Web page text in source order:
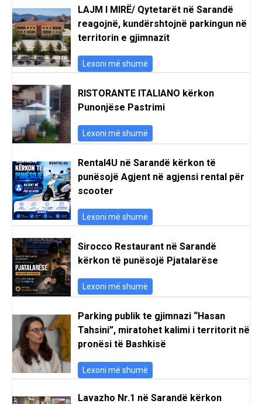
LAJM I MIRË/ Qytetarët në Sarandë
reagojnë, kundërshtojnë parkingun në
territorin e gjimnazit
Lexoni më shumë
RISTORANTE ITALIANO kërkon
Punonjëse Pastrimi
Lexoni më shumë
Rental4U në Sarandë kërkon të
punësojë Agjent në agjensi rental për
scooter
Lexoni më shumë
Sirocco Restaurant në Sarandë
kërkon të punësojë Pjatalarëse
Lexoni më shumë
Parking publik te gjimnazi “Hasan
Tahsini”, miratohet kalimi i territorit në
pronësi të Bashkisë
Lexoni më shumë
Lavazho Nr.1 në Sarandë kërkon